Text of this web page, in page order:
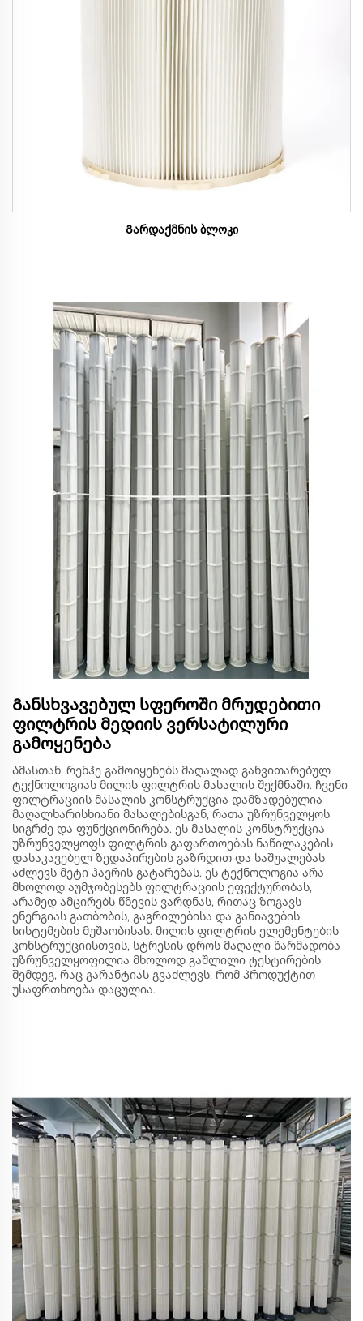
Გარდაქმნის ბლოკი
Განსხვავებულ სფეროში მრუდებითი
ფილტრის მედიის ვერსატილური
გამოყენება
Ამასთან, რენჰე გამოიყენებს მაღალად განვითარებულ
ტექნოლოგიას მილის ფილტრის მასალის შექმნაში. ჩვენი
ფილტრაციის მასალის კონსტრუქცია დამზადებულია
მაღალხარისხიანი მასალებისგან, რათა უზრუნველყოს
სიგრძე და ფუნქციონირება. ეს მასალის კონსტრუქცია
უზრუნველყოფს ფილტრის გაფართოებას ნაწილაკების
დასაკავებელ ზედაპირების გაზრდით და საშუალებას
აძლევს მეტი ჰაერის გატარებას. ეს ტექნოლოგია არა
მხოლოდ აუმჯობესებს ფილტრაციის ეფექტურობას,
არამედ ამცირებს წნევის ვარდნას, რითაც ზოგავს
ენერგიას გათბობის, გაგრილებისა და განიავების
სისტემების მუშაობისას. მილის ფილტრის ელემენტების
კონსტრუქციისთვის, სტრესის დროს მაღალი წარმადობა
უზრუნველყოფილია მხოლოდ გაშლილი ტესტირების
შემდეგ, რაც გარანტიას გვაძლევს, რომ პროდუქტით
უსაფრთხოება დაცულია.